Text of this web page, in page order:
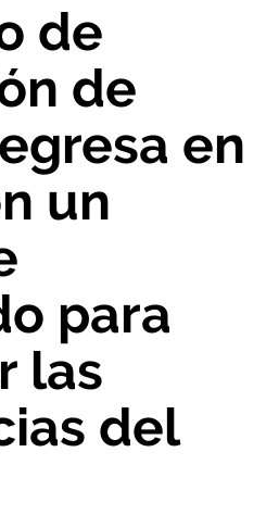
de
de
en
un
para
las
del